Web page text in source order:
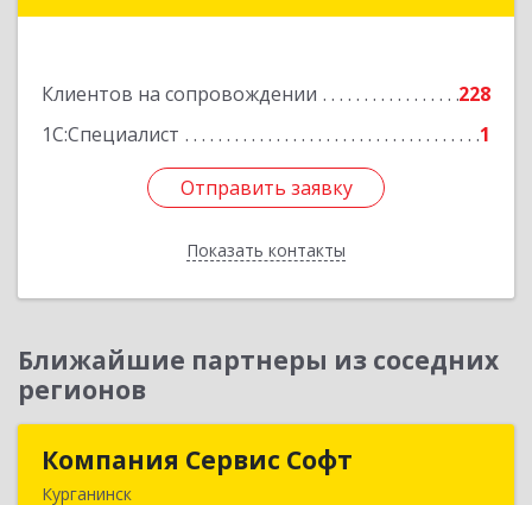
Клиентов на сопровождении
228
1С:Специалист
1
Отправить заявку
Показать контакты
Подробнее
Отправить заявку
Назад
Ближайшие партнеры из соседних
регионов
Компания Сервис Софт
Курганинск
Компания Сервис Софт